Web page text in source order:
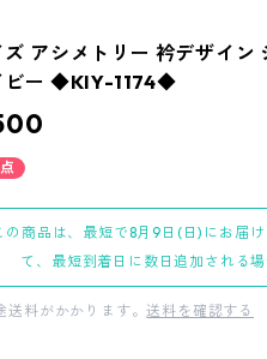
ズ アシメトリー 衿デザイン
ビー ◆KIY-1174◆
商品は、最短で8月9日(日)にお届け
て、最短到着日に数日追加される場
送料がかかります。送料を確認する